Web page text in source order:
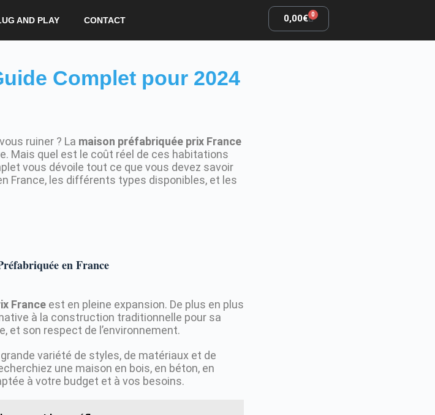
AND PLAY CONTACT 0,00€ 0
Complet pour 2024
ruiner ? La maison préfabriquée prix France
Mais quel est le coût réel de ces habitations
vous dévoile tout ce que vous devez savoir
France, les différents types disponibles, et les
en France
France est en pleine expansion. De plus en plus
à la construction traditionnelle pour sa
et son respect de l’environnement.
variété de styles, de matériaux et de
une maison en bois, en béton, en
à votre budget et à vos besoins.